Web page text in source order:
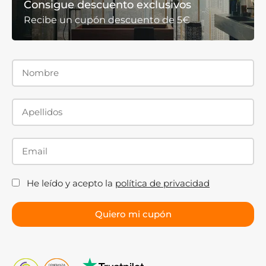
busca una apertura central cómoda y simétrica.
Además de ofrecer una excelente funcionalidad,
Cristal templado de 6, 8 y 10 mm
El grosor del cristalinfluye tanto en la sensación de
robustez como en la estética de la mampara.
Cristal de 6 mm
La opción más económica. Ideal para quienes buscan
ajustado.
Cristal de 8 mm
La opción más equilibrada y una de las más vendidas.
diseño y precio.
Consigue descuento exclusivos
Recibe un cupón descuento de 5€
He leído y acepto la política de privacidad